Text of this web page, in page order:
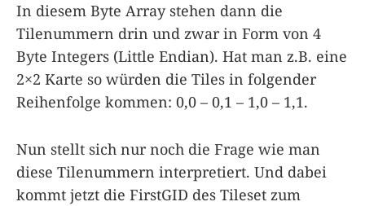
In diesem Byte Array stehen dann die
Tilenummern drin und zwar in Form von 4
Byte Integers (Little Endian). Hat man z.B. eine
2×2 Karte so würden die Tiles in folgender
Reihenfolge kommen: 0,0 – 0,1 – 1,0 – 1,1.
Nun stellt sich nur noch die Frage wie man
diese Tilenummern interpretiert. Und dabei
kommt jetzt die FirstGID des Tileset zum